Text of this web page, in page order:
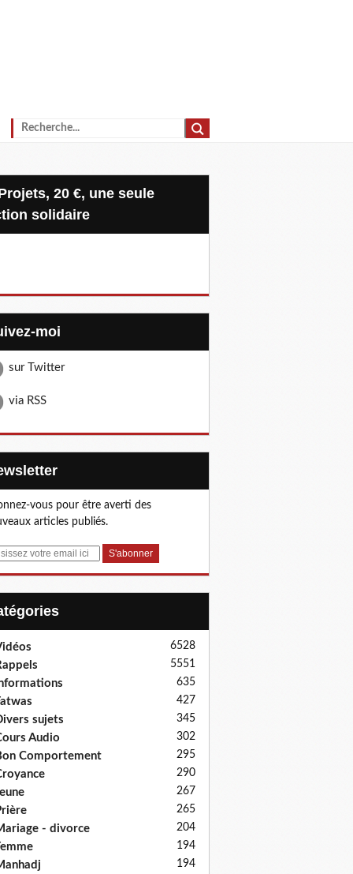
solidaire
moi
sur Twitter
via RSS
vous pour être averti des
articles publiés.
6528
5551
635
427
sujets 345
Audio 302
Comportement 295
290
267
265
- divorce 204
194
194